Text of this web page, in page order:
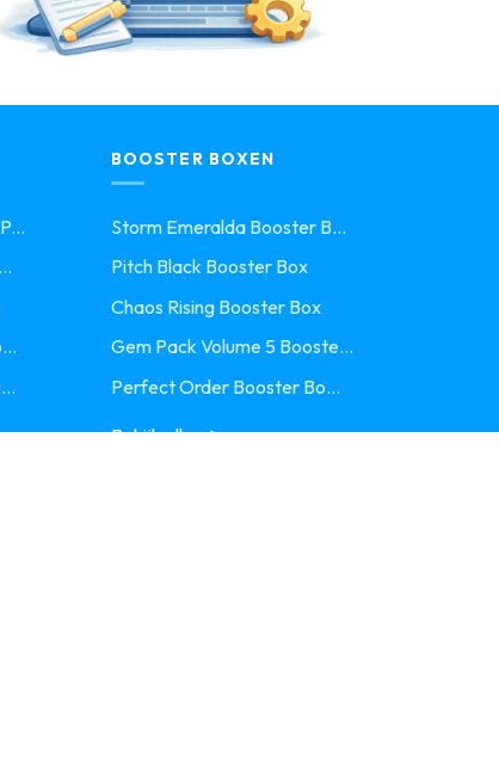
BOOSTER BOXEN
Storm Emeralda Booster B...
Pitch Black Booster Box
Chaos Rising Booster Box
Gem Pack Volume 5 Booste...
Perfect Order Booster Bo...
Bekijk alle